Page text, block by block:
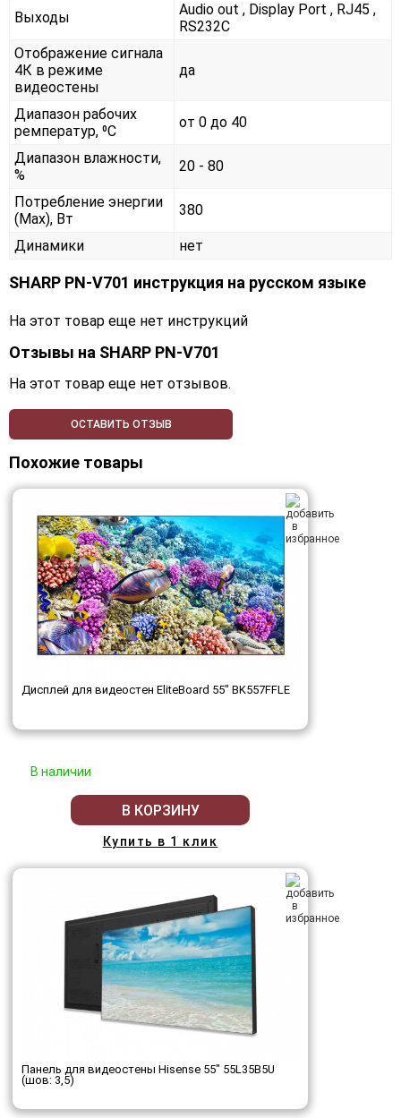
Выходы
Audio out , Display Port , RJ45 ,
RS232С
Отображение сигнала
4К в режиме
видеостены
да
Диапазон рабочих
ремператур, ⁰С
от 0 до 40
Диапазон влажности,
%
20 - 80
Потребление энергии
(Max), Вт
380
Динамики нет
SHARP PN-V701 инструкция на русском языке
На этот товар еще нет инструкций
Отзывы на SHARP PN-V701
На этот товар еще нет отзывов.
ОСТАВИТЬ ОТЗЫВ
Похожие товары
Дисплей для видеостен EliteBoard 55" BK557FFLE
В наличии
В КОРЗИНУ
Купить в 1 клик
Панель для видеостены Hisense 55" 55L35B5U
(шов: 3,5)